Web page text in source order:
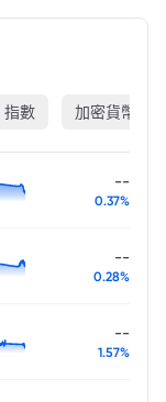
指數 加密貨幣
--
0.37%
--
0.28%
--
1.57%